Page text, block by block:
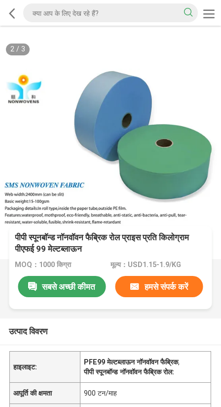
2/ 3
पीपी स्पूनबॉन्ड नॉनवॉवन फैब्रिक रोल प्राइस प्रति किलोग्राम
पीएफई 99 मेल्टब्लाऊन
MOQ：1000 किग्रा मूल्य：USD1.15-1.9/KG
सबसे अच्छी कीमत हमसे संपर्क करें
उत्पाद विवरण
हाइलाइट:
PFE99 मेल्टब्लाऊन नॉनवॉवन फैब्रिक,
पीपी स्पूनबॉन्ड नॉनवॉवन फैब्रिक रोल:
आपूर्ति की क्षमता 900 टन/माह